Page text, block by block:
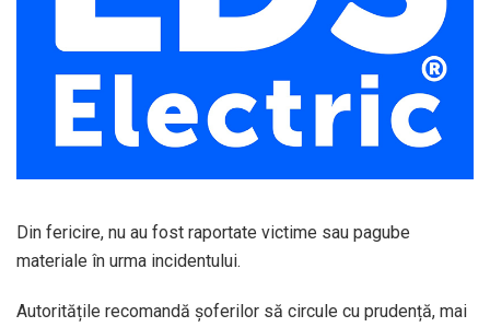
Din fericire, nu au fost raportate victime sau pagube
materiale în urma incidentului.
Autoritățile recomandă șoferilor să circule cu prudență, mai